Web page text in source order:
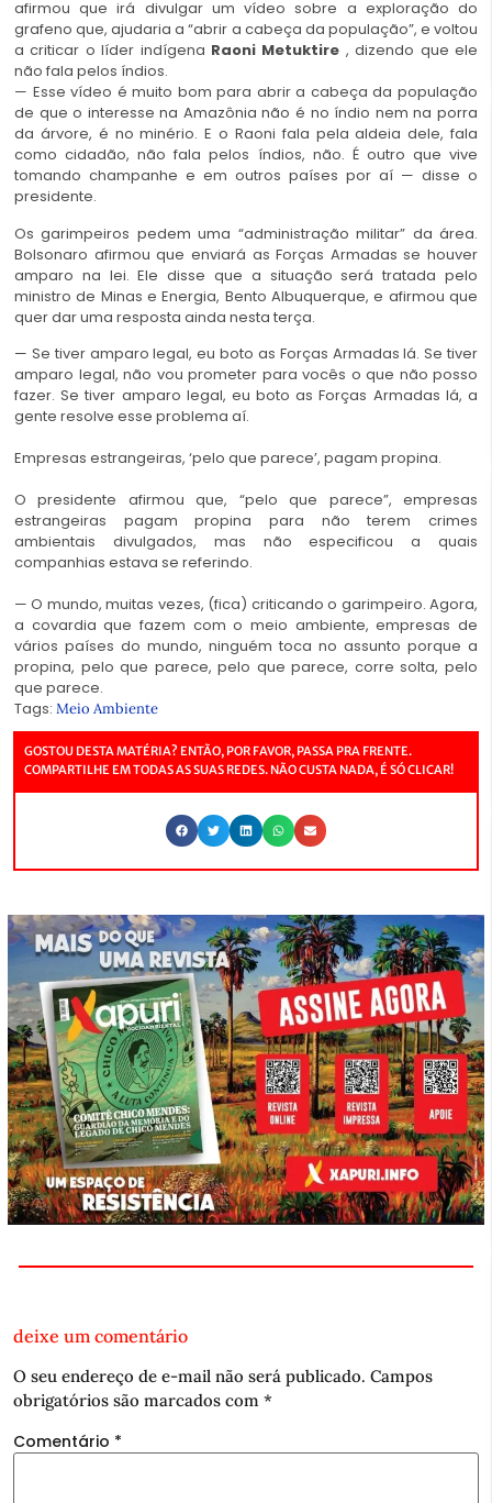
afirmou que irá divulgar um vídeo sobre a exploração do
grafeno que, ajudaria a “abrir a cabeça da população”, e voltou
a criticar o líder indígena Raoni Metuktire , dizendo que ele
não fala pelos índios.
— Esse vídeo é muito bom para abrir a cabeça da população
de que o interesse na Amazônia não é no índio nem na porra
da árvore, é no minério. E o Raoni fala pela aldeia dele, fala
como cidadão, não fala pelos índios, não. É outro que vive
tomando champanhe e em outros países por aí — disse o
presidente.
Os garimpeiros pedem uma “administração militar” da área.
Bolsonaro afirmou que enviará as Forças Armadas se houver
amparo na lei. Ele disse que a situação será tratada pelo
ministro de Minas e Energia, Bento Albuquerque, e afirmou que
quer dar uma resposta ainda nesta terça.
— Se tiver amparo legal, eu boto as Forças Armadas lá. Se tiver
amparo legal, não vou prometer para vocês o que não posso
fazer. Se tiver amparo legal, eu boto as Forças Armadas lá, a
gente resolve esse problema aí.
Empresas estrangeiras, ‘pelo que parece’, pagam propina.
O presidente afirmou que, “pelo que parece”, empresas
estrangeiras pagam propina para não terem crimes
ambientais divulgados, mas não especificou a quais
companhias estava se referindo.
— O mundo, muitas vezes, (fica) criticando o garimpeiro. Agora,
a covardia que fazem com o meio ambiente, empresas de
vários países do mundo, ninguém toca no assunto porque a
propina, pelo que parece, pelo que parece, corre solta, pelo
que parece.
Tags: Meio Ambiente
GOSTOU DESTA MATÉRIA? ENTÃO, POR FAVOR, PASSA PRA FRENTE.
COMPARTILHE EM TODAS AS SUAS REDES. NÃO CUSTA NADA, É SÓ CLICAR!
deixe um comentário
O seu endereço de e-mail não será publicado. Campos
obrigatórios são marcados com *
Comentário *